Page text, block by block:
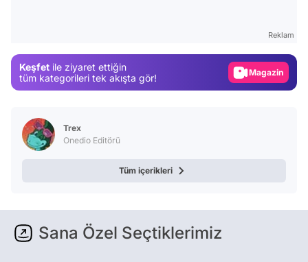
Reklam
Keşfet ile ziyaret ettiğin
tüm kategorileri tek akışta gör!
Video
Trex
Onedio Editörü
Tüm içerikleri
Sana Özel Seçtiklerimiz